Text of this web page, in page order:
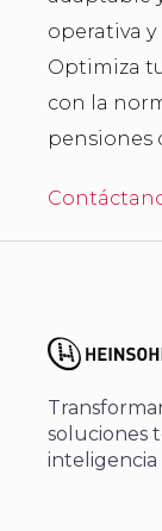
operativa
Optimiza
con la
pensiones
soluciones
inteligencia